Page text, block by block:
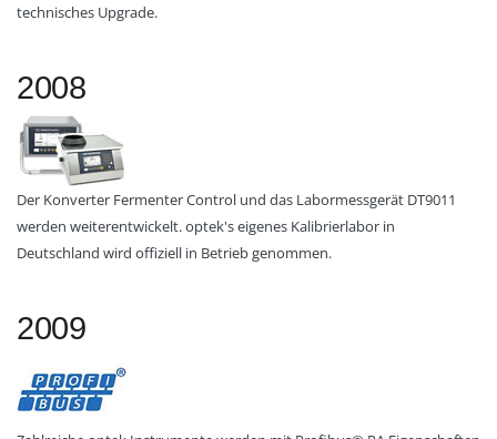
technisches Upgrade.
2008
Der Konverter Fermenter Control und das Labormessgerät DT9011
werden weiterentwickelt. optek's eigenes Kalibrierlabor in
Deutschland wird offiziell in Betrieb genommen.
2009